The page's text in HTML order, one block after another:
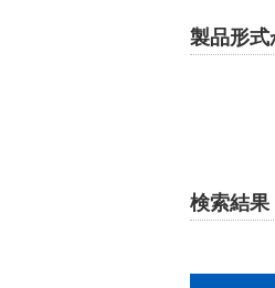
製品形式
検索結果